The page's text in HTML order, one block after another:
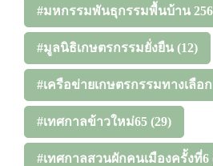
#มหกรรมพันธุกรรมพื้นบ้าน
#มูลนิธิเกษตรกรรมยั่งยืน (12)
#เครือข่ายเกษตรกรรมทางเลือก
#เทศกาลข้าวใหม่65 (29)
#เทศกาลสวนผักคนเมืองครั้งที่6